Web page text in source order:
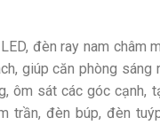
đèn ray nam châm
giúp căn phòng
ôm sát các góc cạnh,
trần, đèn búp, đèn